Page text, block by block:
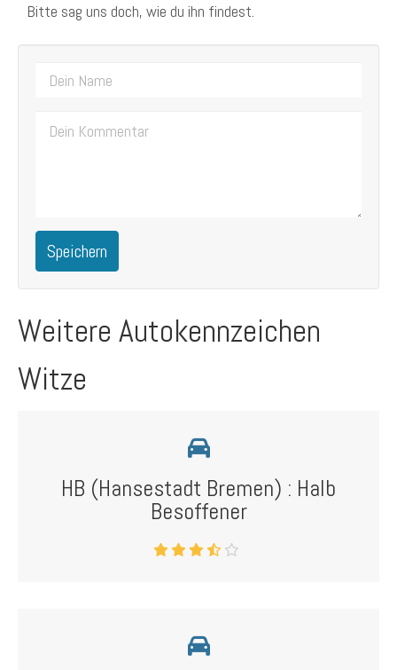
Bitte sag uns doch, wie du ihn findest.
Speichern
Weitere Autokennzeichen
Witze
HB (Hansestadt Bremen) : Halb
Besoffener